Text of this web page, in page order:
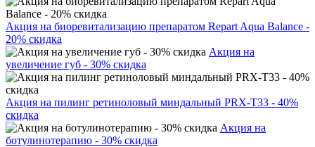
Акция на биоревитализацию препаратом Repart Aqua Balance -
20% скидка
Акция на
увеличение губ - 30% скидка
Акция на пилинг ретиноловый миндальный PRX-T33 - 40%
скидка
Акция на
ботулинотерапию - 30% скидка